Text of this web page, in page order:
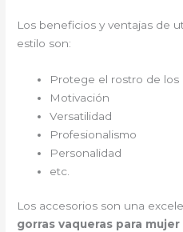
Los beneficios y ventajas de
estilo son:
Protege el rostro de los
Motivación
Versatilidad
Profesionalismo
Personalidad
etc.
Los accesorios son una
gorras vaqueras para